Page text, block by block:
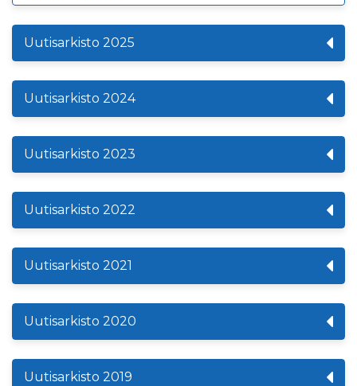
Uutisarkisto 2025
Uutisarkisto 2024
Uutisarkisto 2023
Uutisarkisto 2022
Uutisarkisto 2021
Uutisarkisto 2020
Uutisarkisto 2019